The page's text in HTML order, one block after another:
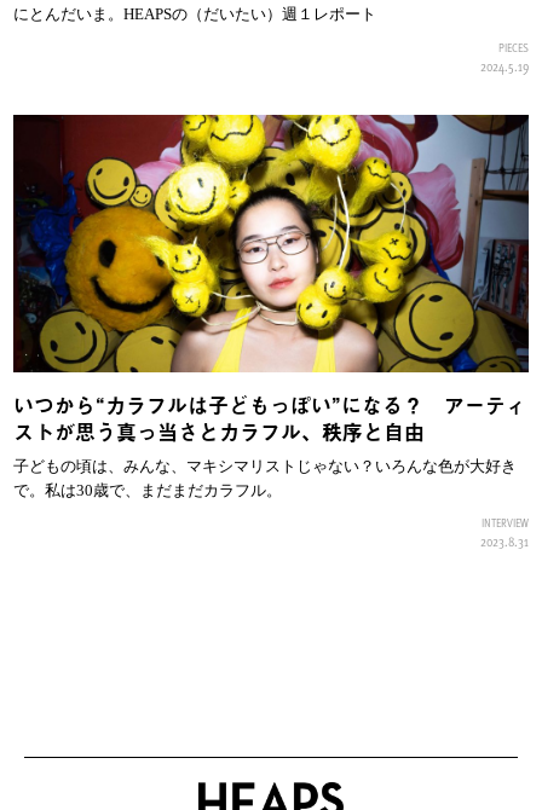
にとんだいま。HEAPSの（だいたい）週１レポート
PIECES
2024.5.19
いつから“カラフルは子どもっぽい”になる？ アーティ
ストが思う真っ当さとカラフル、秩序と自由
子どもの頃は、みんな、マキシマリストじゃない？いろんな色が大好き
で。私は30歳で、まだまだカラフル。
INTERVIEW
2023.8.31